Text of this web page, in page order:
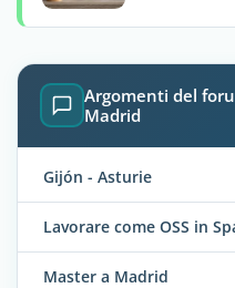
Argomenti del
Madrid
Gijón - Asturie
Lavorare come OSS in
Master a Madrid